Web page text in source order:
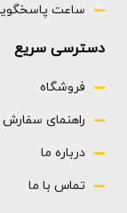
ساعت پاسخگویی:
دسترسی سریع
فروشگاه
راهنمای سفارش
درباره ما
تماس با ما